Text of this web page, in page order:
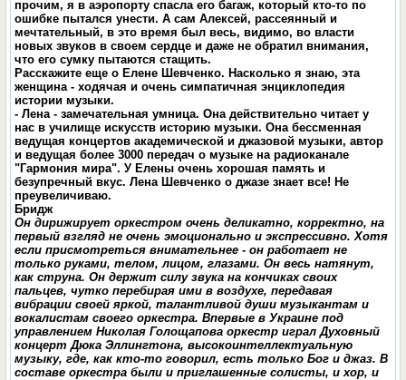
прочим, я в аэропорту спасла его багаж, который кто-то по
ошибке пытался унести. А сам Алексей, рассеянный и
мечтательный, в это время был весь, видимо, во власти
новых звуков в своем сердце и даже не обратил внимания,
что его сумку пытаются стащить.
Расскажите еще о Елене Шевченко. Насколько я знаю, эта
женщина - ходячая и очень симпатичная энциклопедия
истории музыки.
- Лена - замечательная умница. Она действительно читает у
нас в училище искусств историю музыки. Она бессменная
ведущая концертов академической и джазовой музыки, автор
и ведущая более 3000 передач о музыке на радиоканале
"Гармония мира". У Елены очень хорошая память и
безупречный вкус. Лена Шевченко о джазе знает все! Не
преувеличиваю.
Бридж
Он дирижирует оркестром очень деликатно, корректно, на
первый взгляд не очень эмоционально и экспрессивно. Хотя
если присмотреться внимательнее - он работает не
только руками, телом, лицом, глазами. Он весь натянут,
как струна. Он держит силу звука на кончиках своих
пальцев, чутко перебирая ими в воздухе, передавая
вибрации своей яркой, талантливой души музыкантам и
вокалистам своего оркестра. Впервые в Украине под
управлением Николая Голощапова оркестр играл Духовный
концерт Дюка Эллингтона, высокоинтеллектуальную
музыку, где, как кто-то говорил, есть только Бог и джаз. В
составе оркестра были и приглашенные солисты, и хор, и